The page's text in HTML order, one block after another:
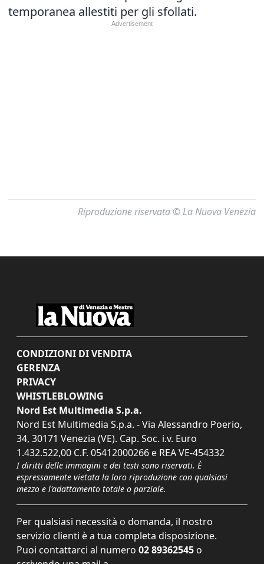
temporanea allestiti per gli sfollati.
Riproduzione riservata © La Nuova Venezia
CONDIZIONI DI VENDITA
GERENZA
PRIVACY
WHISTLEBLOWING
Nord Est Multimedia S.p.a.
Nord Est Multimedia S.p.a. - Via Alessandro Poerio,
34, 30171 Venezia (VE). Cap. Soc. i.v. Euro
1.432.522,00 C.F. 05412000266 e REA VE-454332
I diritti delle immagini e dei testi sono riservati. È
espressamente vietata la loro riproduzione con qualsiasi
mezzo e l'adattamento totale o parziale.
Per qualsiasi necessità o domanda, il nostro
servizio clienti è a tua completa disposizione.
Puoi contattarci al numero 02 89362545 o